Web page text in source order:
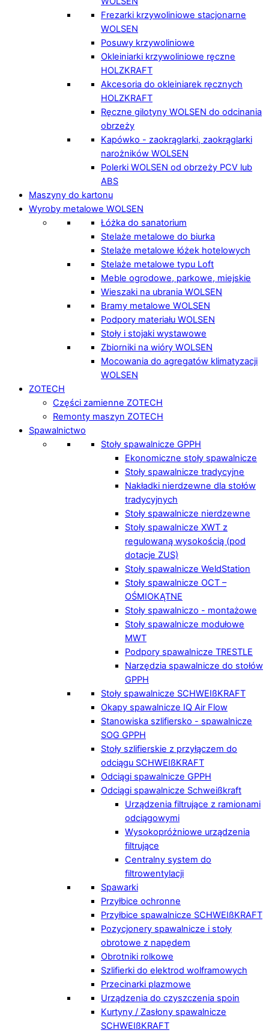
Frezarki krzywoliniowe stacjonarne
WOLSEN
Posuwy krzywoliniowe
Okleiniarki krzywoliniowe ręczne
HOLZKRAFT
Akcesoria do okleiniarek ręcznych
HOLZKRAFT
Ręczne gilotyny WOLSEN do odcinania
obrzeży
Kapówko - zaokrąglarki, zaokrąglarki
narożników WOLSEN
Polerki WOLSEN od obrzeży PCV lub
ABS
Maszyny do kartonu
Wyroby metalowe WOLSEN
Łóżka do sanatorium
Stelaże metalowe do biurka
Stelaże metalowe łóżek hotelowych
Stelaże metalowe typu Loft
Meble ogrodowe, parkowe, miejskie
Wieszaki na ubrania WOLSEN
Bramy metalowe WOLSEN
Podpory materiału WOLSEN
Stoły i stojaki wystawowe
Zbiorniki na wióry WOLSEN
Mocowania do agregatów klimatyzacji
WOLSEN
ZOTECH
Części zamienne ZOTECH
Remonty maszyn ZOTECH
Spawalnictwo
Stoły spawalnicze GPPH
Ekonomiczne stoły spawalnicze
Stoły spawalnicze tradycyjne
Nakładki nierdzewne dla stołów
tradycyjnych
Stoły spawalnicze nierdzewne
Stoły spawalnicze XWT z
regulowaną wysokością (pod
dotacje ZUS)
Stoły spawalnicze WeldStation
Stoły spawalnicze OCT –
OŚMIOKĄTNE
Stoły spawalniczo - montażowe
Stoły spawalnicze modułowe
MWT
Podpory spawalnicze TRESTLE
Narzędzia spawalnicze do stołów
GPPH
Stoły spawalnicze SCHWEIßKRAFT
Okapy spawalnicze IQ Air Flow
Stanowiska szlifiersko - spawalnicze
SOG GPPH
Stoły szlifierskie z przyłączem do
odciągu SCHWEIßKRAFT
Odciągi spawalnicze GPPH
Odciągi spawalnicze Schweißkraft
Urządzenia filtrujące z ramionami
odciągowymi
Wysokopróżniowe urządzenia
filtrujące
Centralny system do
filtrowentylacji
Spawarki
Przyłbice ochronne
Przyłbice spawalnicze SCHWEIßKRAFT
Pozycjonery spawalnicze i stoły
obrotowe z napędem
Obrotniki rolkowe
Szlifierki do elektrod wolframowych
Przecinarki plazmowe
Urządzenia do czyszczenia spoin
Kurtyny / Zasłony spawalnicze
SCHWEIßKRAFT